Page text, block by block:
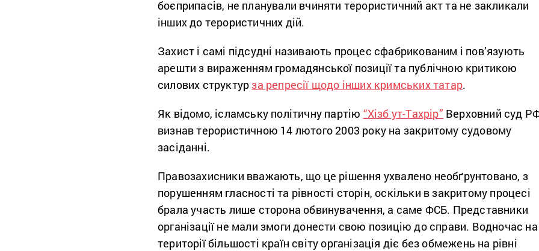
боєприпасів, не планували вчиняти терористичний акт та не закликали
інших до терористичних дій.
Захист і самі підсудні називають процес сфабрикованим і пов’язують
арешти з вираженням громадянської позиції та публічною критикою
силових структурза репресії щодо інших кримських татар.
Як відомо, ісламську політичну партію “Хізб ут-Тахрір” Верховний суд
визнав терористичною 14 лютого 2003 року на закритому судовому
засіданні.
Правозахисники вважають, що це рішення ухвалено необґрунтовано, з
порушенням гласності та рівності сторін, оскільки в закритому процесі
брала участь лише сторона обвинувачення, а саме ФСБ. Представники
організації не мали змоги донести свою позицію до справи. Водночас на
території більшості країн світу організація діє без обмежень на рівні